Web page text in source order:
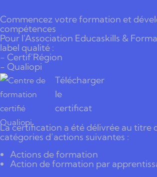
Commencez votre formation et
compétences
Pour l'Association Educaskills &
label qualité :
- Certif'Région
- Qualiopi
Télécharger
le
certificat
La certification a été délivrée au titre
catégories d’actions suivantes :
Actions de formation
Action de formation par